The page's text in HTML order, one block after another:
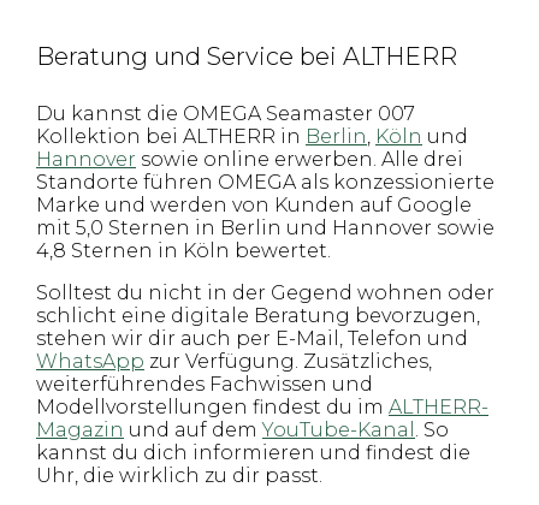
Beratung und Service bei ALTHERR
Du kannst die OMEGA Seamaster 007
Kollektion bei ALTHERR in Berlin, Köln und
Hannover sowie online erwerben. Alle drei
Standorte führen OMEGA als konzessionierte
Marke und werden von Kunden auf Google
mit 5,0 Sternen in Berlin und Hannover sowie
4,8 Sternen in Köln bewertet.
Solltest du nicht in der Gegend wohnen oder
schlicht eine digitale Beratung bevorzugen,
stehen wir dir auch per E-Mail, Telefon und
WhatsApp zur Verfügung. Zusätzliches,
weiterführendes Fachwissen und
Modellvorstellungen findest du im ALTHERR-
Magazin und auf demYouTube-Kanal . So
kannst du dich informieren und findest die
Uhr, die wirklich zu dir passt.